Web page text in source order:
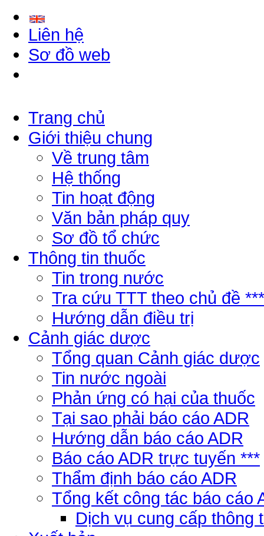
Liên hệ
Sơ đồ web
Trang chủ
Giới thiệu chung
Về trung tâm
Hệ thống
Tin hoạt động
Văn bản pháp quy
Sơ đồ tổ chức
Thông tin thuốc
Tin trong nước
Tra cứu TTT theo chủ đề ***
Hướng dẫn điều trị
Cảnh giác dược
Tổng quan Cảnh giác dược
Tin nước ngoài
Phản ứng có hại của thuốc
Tại sao phải báo cáo ADR
Hướng dẫn báo cáo ADR
Báo cáo ADR trực tuyến ***
Thẩm định báo cáo ADR
Tổng kết công tác báo cáo
Dịch vụ cung cấp thông